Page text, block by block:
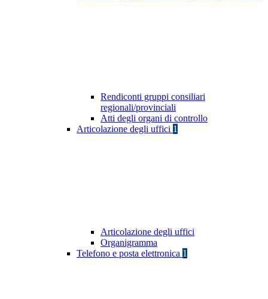
Rendiconti gruppi consiliari
regionali/provinciali
Atti degli organi di controllo
Articolazione degli uffici 1
Articolazione degli uffici
Organigramma
Telefono e posta elettronica 1